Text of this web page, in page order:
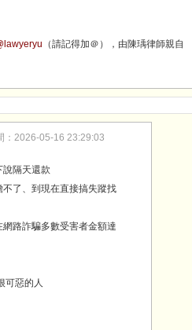
（請記得加＠），由陳瑀律師親自
：2026-05-16 23:29:03
隔天還款
了、到現在直接搞失蹤找
路詐騙多數受害者金額達
可惡的人